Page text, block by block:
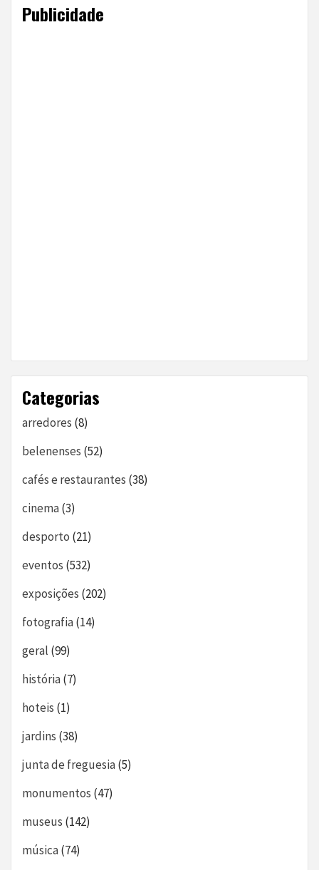
Publicidade
Categorias
arredores (8)
belenenses (52)
cafés e restaurantes (38)
cinema(3)
desporto (21)
eventos (532)
exposições (202)
fotografia(14)
geral (99)
história(7)
hoteis (1)
jardins (38)
junta de freguesia(5)
monumentos (47)
museus (142)
música(74)